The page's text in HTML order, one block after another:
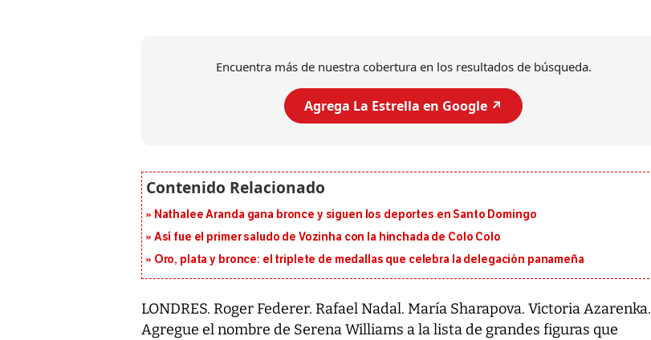
Encuentra más de nuestra cobertura en los resultados de búsqueda.
Agrega La Estrella en Google ↗️
Nathalee Aranda gana bronce y siguen los deportes en Santo Domingo
Así fue el primer saludo de Vozinha con la hinchada de Colo Colo
Oro, plata y bronce: el triplete de medallas que celebra la delegación panameña
LONDRES. Roger Federer. Rafael Nadal. María Sharapova. Victoria Azarenka.
Agregue el nombre de Serena Williams a la lista de grandes figuras que
al sur de Japón, provocando una